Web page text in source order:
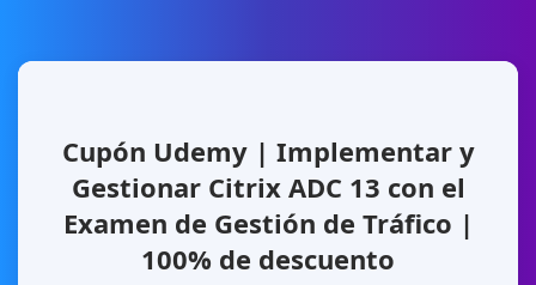
Cupón Udemy | Implementar y
Gestionar Citrix ADC 13 con el
Examen de Gestión de Tráfico |
100% de descuento